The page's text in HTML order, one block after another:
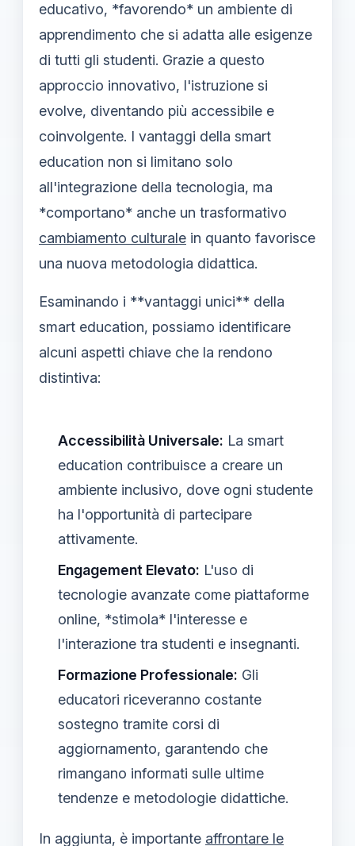
educativo, *favorendo* un ambiente di
apprendimento che si adatta alle esigenze
di tutti gli studenti. Grazie a questo
approccio innovativo, l'istruzione si
evolve, diventando più accessibile e
coinvolgente. I vantaggi della smart
education non si limitano solo
all'integrazione della tecnologia, ma
*comportano* anche un trasformativo
cambiamento culturale in quanto favorisce
una nuova metodologia didattica.
Esaminando i **vantaggi unici** della
smart education, possiamo identificare
alcuni aspetti chiave che la rendono
distintiva:
Accessibilità Universale: La smart
education contribuisce a creare un
ambiente inclusivo, dove ogni studente
ha l'opportunità di partecipare
attivamente.
Engagement Elevato: L'uso di
tecnologie avanzate come piattaforme
online, *stimola* l'interesse e
l'interazione tra studenti e insegnanti.
Formazione Professionale: Gli
educatori riceveranno costante
sostegno tramite corsi di
aggiornamento, garantendo che
rimangano informati sulle ultime
tendenze e metodologie didattiche.
In aggiunta, è importante affrontare le